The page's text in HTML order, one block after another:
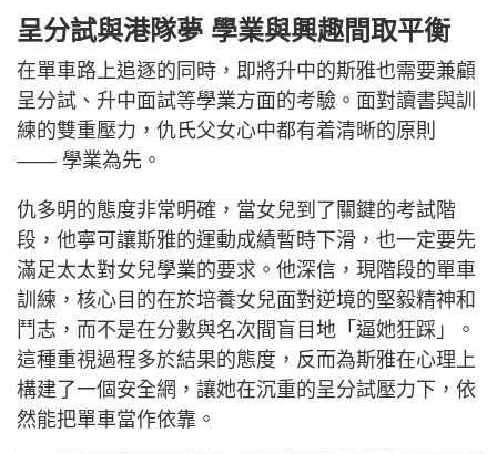
呈分試與港隊夢 學業與興趣間取平衡
在單車路上追逐的同時，即將升中的斯雅也需要兼顧
呈分試、升中面試等學業方面的考驗。面對讀書與訓
練的雙重壓力，仇氏父女心中都有着清晰的原則
—— 學業為先。
仇多明的態度非常明確，當女兒到了關鍵的考試階
段，他寧可讓斯雅的運動成績暫時下滑，也一定要先
滿足太太對女兒學業的要求。他深信，現階段的單車
訓練，核心目的在於培養女兒面對逆境的堅毅精神和
鬥志，而不是在分數與名次間盲目地「逼她狂踩」。
這種重視過程多於結果的態度，反而為斯雅在心理上
構建了一個安全網，讓她在沉重的呈分試壓力下，依
然能把單車當作依靠。